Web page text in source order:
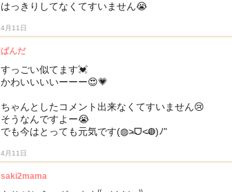
はっきりしてなくてすいません😭
4月11日
ぱんだ
すっごい似てます💓
かわいいいいーーー😍💗
ちゃんとしたコメント出来なくてすいません😢
そうなんですよー😭
でも今はとっても元気です(◍˃̶ᗜ˂̶◍)ﾉ"
4月11日
saki2mama